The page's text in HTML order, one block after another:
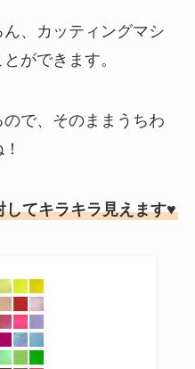
、カッティングマシ
ができます。
で、そのままうちわ
てキラキラ見えます♥